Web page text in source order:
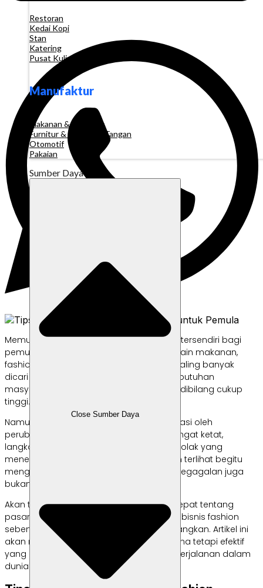
Restoran
Kedai Kopi
Stan
Katering
Pusat Kuliner
Manufaktur
Makanan & Minuman
Furnitur & Kerajinan Tangan
Otomotif
Pakaian
Sumber Daya
Close Sumber Daya
Memulai bisnis selalu menjadi tantangan tersendiri bagi
pemula, tidak terkecuali bisnis fashion. Selain makanan,
fashion memang menjadi produk yang paling banyak
dicari di ranah pasar online. Ini artinya, kebutuhan
masyarakat Indonesia akan fashion bisa dibilang cukup
tinggi.
Namun, dalam sebuah era yang didominasi oleh
perubahan tren dan persaingan yang sangat ketat,
langkah pertama sering kali menjadi titik tolak yang
menentukan. Meski prospek bisnis fashion terlihat begitu
menggiurkan, potensi kamu mengalami kegagalan juga
bukan tidak mungkin terjadi.
Akan tetapi, dengan pemahaman yang tepat tentang
pasar dan strategi yang sesuai, memulai bisnis fashion
sebenarnya tidak sesulit yang kamu bayangkan. Artikel ini
akan membahas mengenai tips sederhana tetapi efektif
yang dapat membantu kamu memulai perjalanan dalam
dunia bisnis fashion online.